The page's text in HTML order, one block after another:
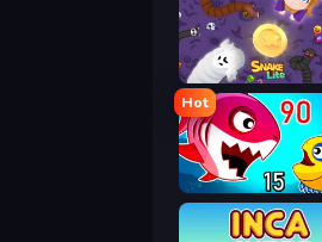
Snake Lite
Hot
Fish Eat Getting Big